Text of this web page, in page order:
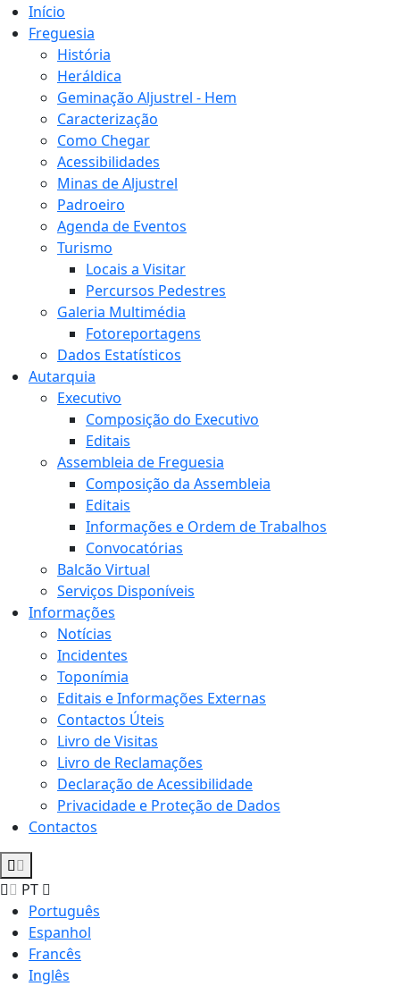
Início
Freguesia
História
Heráldica
Geminação Aljustrel - Hem
Caracterização
Como Chegar
Acessibilidades
Minas de Aljustrel
Padroeiro
Agenda de Eventos
Turismo
Locais a Visitar
Percursos Pedestres
Galeria Multimédia
Fotoreportagens
Dados Estatísticos
Autarquia
Executivo
Composição do Executivo
Editais
Assembleia de Freguesia
Composição da Assembleia
Editais
Informações e Ordem de Trabalhos
Convocatórias
Balcão Virtual
Serviços Disponíveis
Informações
Notícias
Incidentes
Toponímia
Editais e Informações Externas
Contactos Úteis
Livro de Visitas
Livro de Reclamações
Declaração de Acessibilidade
Privacidade e Proteção de Dados
Contactos
PT
Português
Espanhol
Francês
Inglês